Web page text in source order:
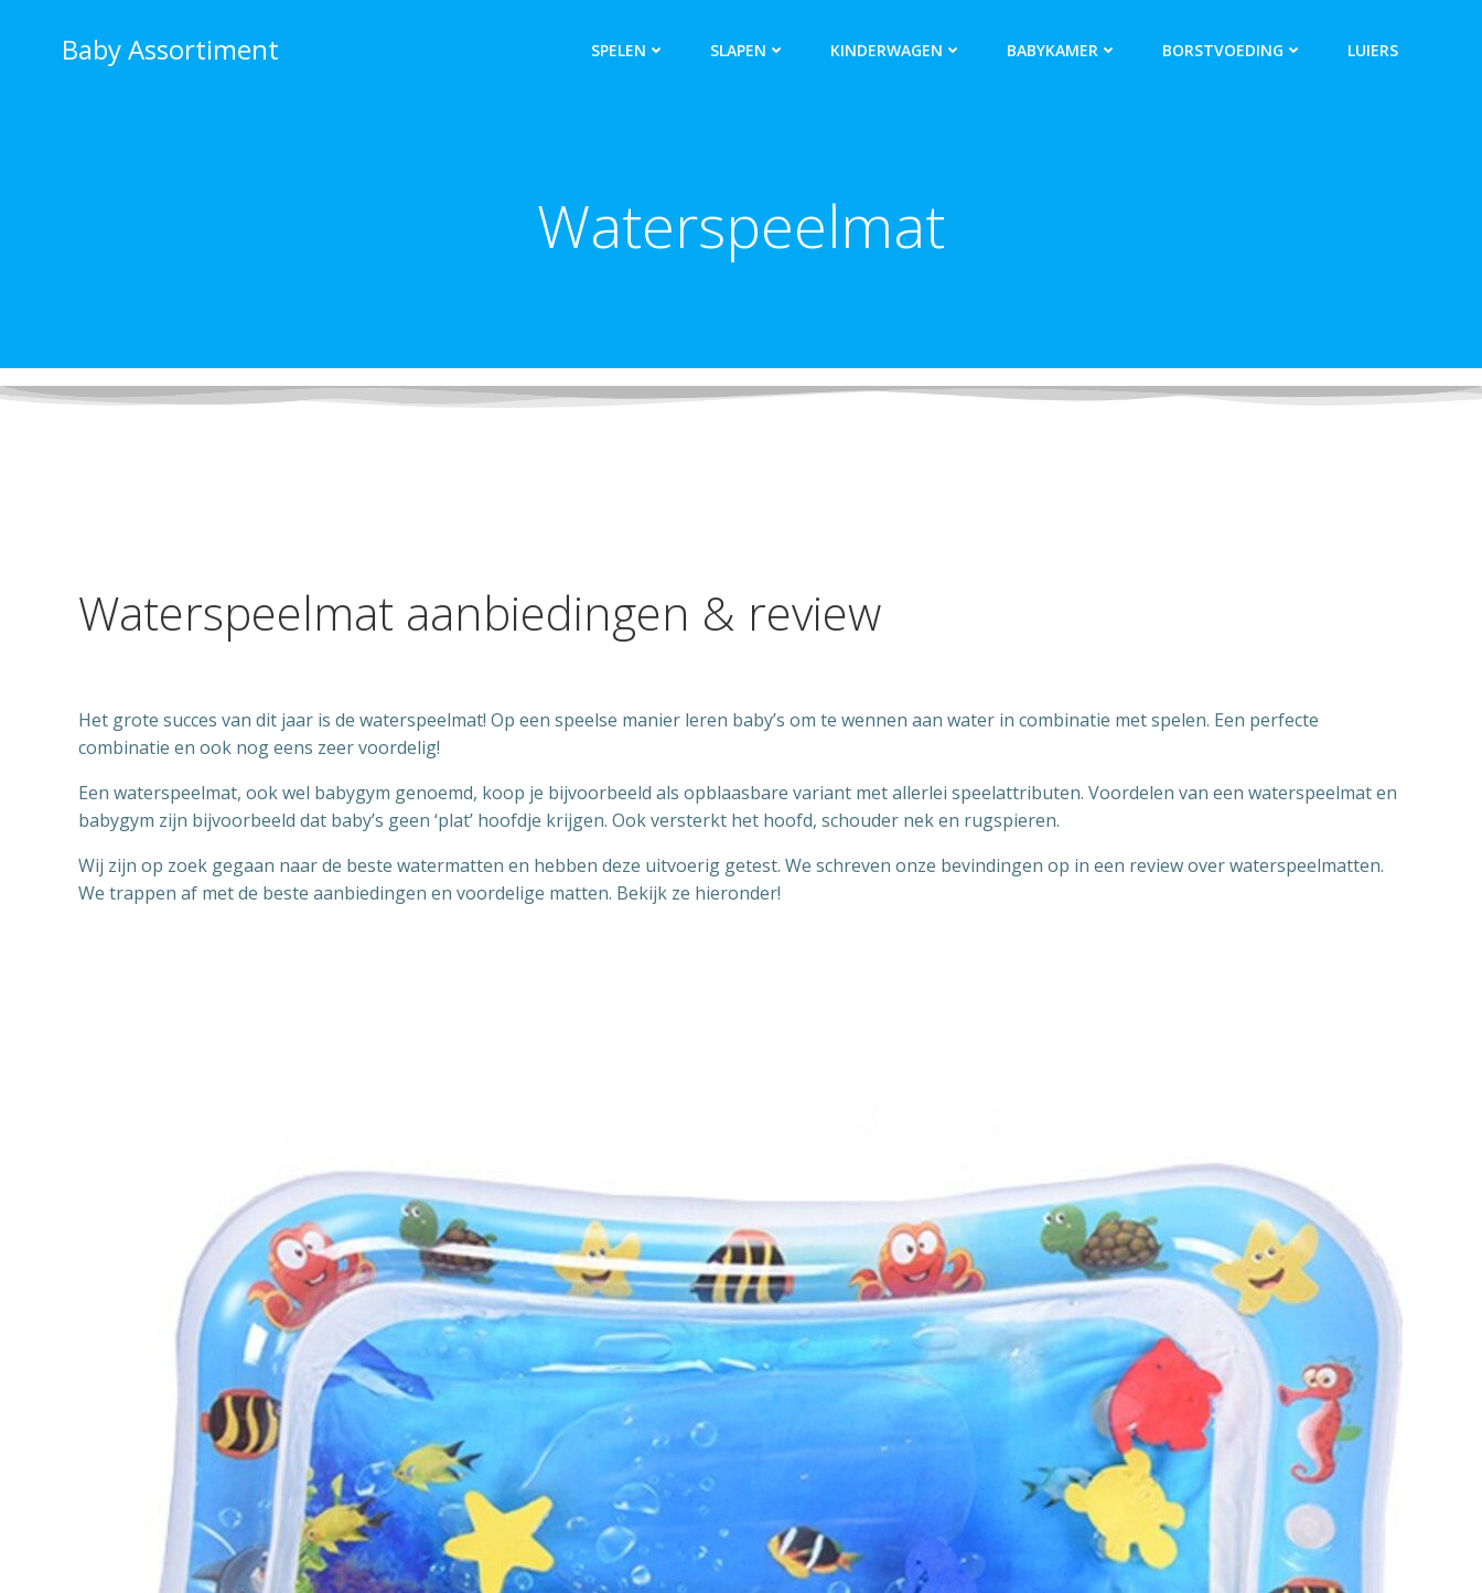
Baby Assortiment SPELEN SLAPEN KINDERWAGEN BABYKAMER BORSTVOEDING LUIERS
Waterspeelmat
Waterspeelmat aanbiedingen & review
Het grote succes van dit jaar is de waterspeelmat! Op een speelse manier leren baby’s om te wennen aan water in combinatie met spelen. Een perfecte
combinatie en ook nog eens zeer voordelig!
Een waterspeelmat, ook wel babygym genoemd, koop je bijvoorbeeld als opblaasbare variant met allerlei speelattributen. Voordelen van een waterspeelmat en
babygym zijn bijvoorbeeld dat baby’s geen ‘plat’ hoofdje krijgen. Ook versterkt het hoofd, schouder nek en rugspieren.
Wij zijn op zoek gegaan naar de beste watermatten en hebben deze uitvoerig getest. We schreven onze bevindingen op in een review over waterspeelmatten.
We trappen af met de beste aanbiedingen en voordelige matten. Bekijk ze hieronder!